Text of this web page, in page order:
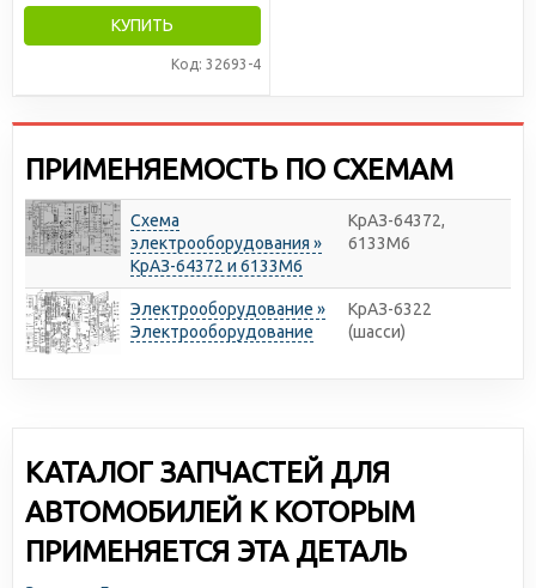
КУПИТЬ
Код: 32693-4
ПРИМЕНЯЕМОСТЬ ПО СХЕМАМ
Схема
электрооборудования »
КрАЗ-64372 и 6133М6
КрАЗ-64372,
6133М6
Электрооборудование »
Электрооборудование
КрАЗ-6322
(шасси)
КАТАЛОГ ЗАПЧАСТЕЙ ДЛЯ
АВТОМОБИЛЕЙ К КОТОРЫМ
ПРИМЕНЯЕТСЯ ЭТА ДЕТАЛЬ